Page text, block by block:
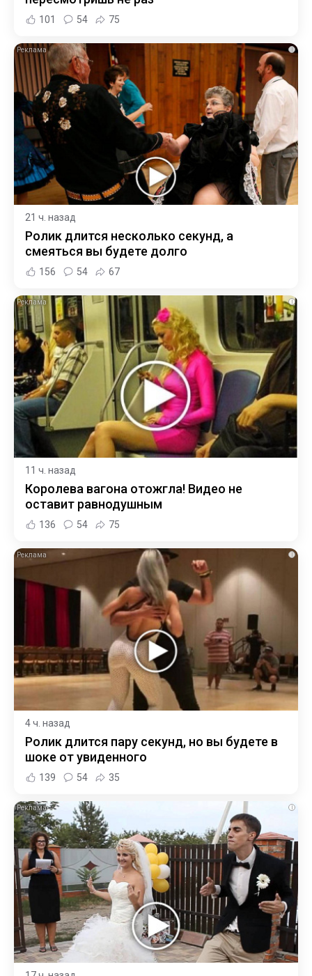
101 54 75
i
21 ч. назад
Ролик длится несколько секунд, а
смеяться вы будете долго
156 54 67
i
11 ч. назад
Королева вагона отожгла! Видео не
оставит равнодушным
136 54 75
i
4 ч. назад
Ролик длится пару секунд, но вы будете в
шоке от увиденного
139 54 35
i